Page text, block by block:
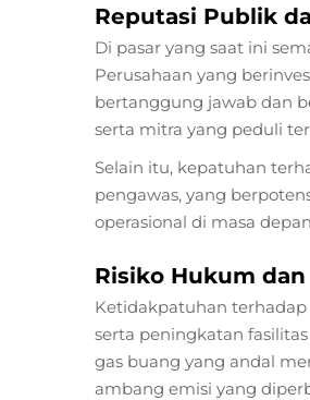
Reputasi Publik
Di pasar yang saat ini
Perusahaan yang
bertanggung jawab dan
serta mitra yang peduli
Selain itu, kepatuhan
pengawas, yang
operasional di masa
Risiko Hukum
Ketidakpatuhan
serta peningkatan
gas buang yang andal
ambang emisi yang